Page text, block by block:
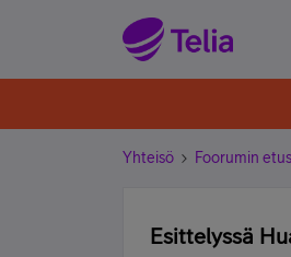
Yhteisö Foorumin
Esittelyssä